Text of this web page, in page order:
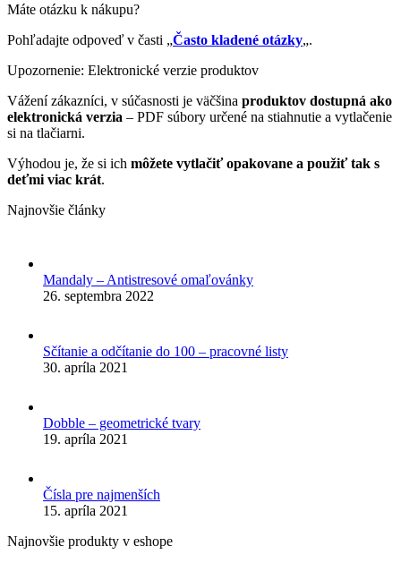
Máte otázku k nákupu?
Pohľadajte odpoveď v časti „Často kladené otázky„.
Upozornenie: Elektronické verzie produktov
Vážení zákazníci, v súčasnosti je väčšina produktov dostupná ako
elektronická verzia – PDF súbory určené na stiahnutie a vytlačenie
si na tlačiarni.
Výhodou je, že si ich môžete vytlačiť opakovane a použiť tak s
deťmi viac krát.
Najnovšie články
Mandaly – Antistresové omaľovánky
26. septembra 2022
Sčítanie a odčítanie do 100 – pracovné listy
30. apríla 2021
Dobble – geometrické tvary
19. apríla 2021
Čísla pre najmenších
15. apríla 2021
Najnovšie produkty v eshope